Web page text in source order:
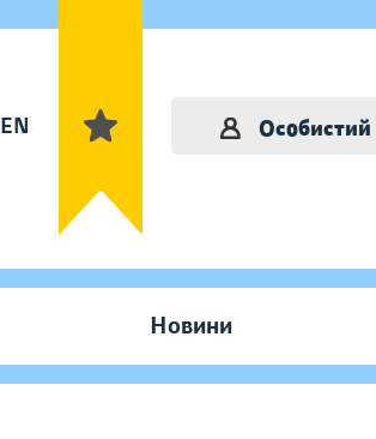
EN Особистий
Новини